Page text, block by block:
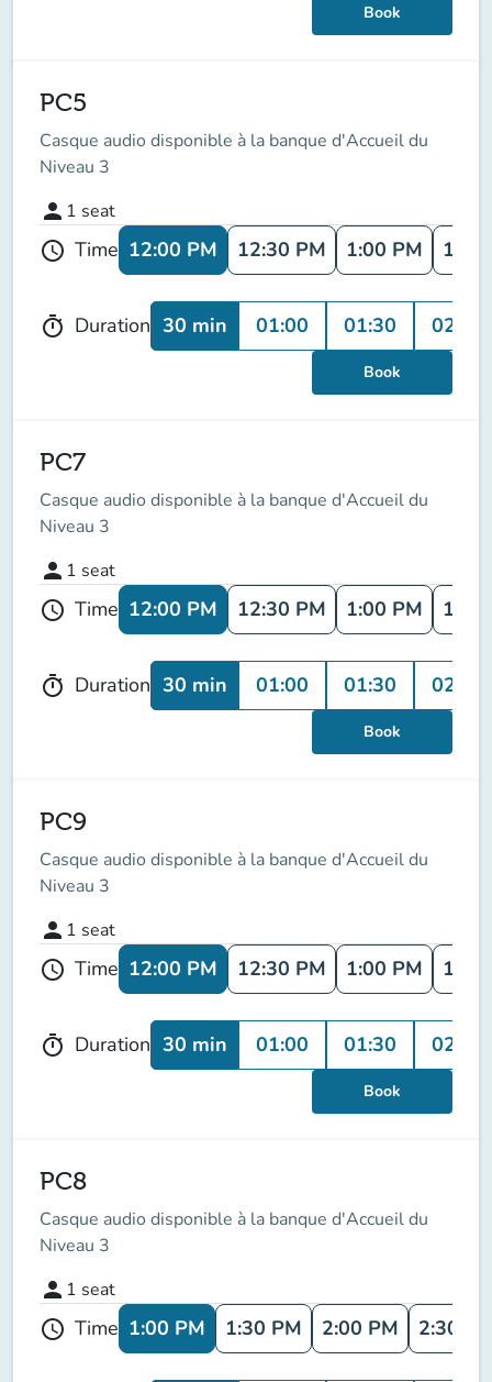
Book
PC5
Casque audio disponible à la banque d'Accueil du
Niveau 3
person 1 seat
schedule Time 12:00 PM 12:30 PM 1:00 PM 1:30
timer Duration 30 min 01:00 01:30 02:00
Book
PC7
Casque audio disponible à la banque d'Accueil du
Niveau 3
person 1 seat
schedule Time 12:00 PM 12:30 PM 1:00 PM 1:30
timer Duration 30 min 01:00 01:30 02:00
Book
PC9
Casque audio disponible à la banque d'Accueil du
Niveau 3
person 1 seat
schedule Time 12:00 PM 12:30 PM 1:00 PM 1:30
timer Duration 30 min 01:00 01:30 02:00
Book
PC8
Casque audio disponible à la banque d'Accueil du
Niveau 3
person 1 seat
schedule Time 1:00 PM 1:30 PM 2:00 PM 2:30